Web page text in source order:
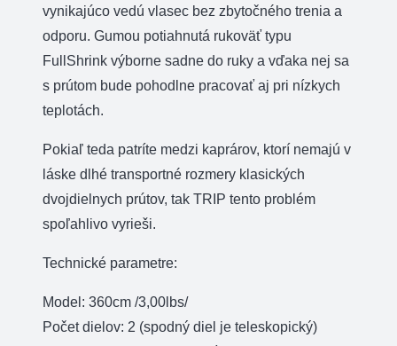
vynikajúco vedú vlasec bez zbytočného trenia a
odporu. Gumou potiahnutá rukoväť typu
FullShrink výborne sadne do ruky a vďaka nej sa
s prútom bude pohodlne pracovať aj pri nízkych
teplotách.
Pokiaľ teda patríte medzi kaprárov, ktorí nemajú v
láske dlhé transportné rozmery klasických
dvojdielnych prútov, tak TRIP tento problém
spoľahlivo vyrieši.
Technické parametre:
Model: 360cm /3,00lbs/
Počet dielov: 2 (spodný diel je teleskopický)